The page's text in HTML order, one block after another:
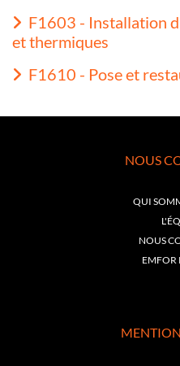
F1603 - Installation
et thermiques
F1610 - Pose et
NOUS
QUI
NOUS
EMFOR